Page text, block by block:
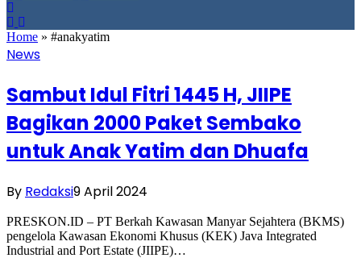
Home » #anakyatim
News
Sambut Idul Fitri 1445 H, JIIPE
Bagikan 2000 Paket Sembako
untuk Anak Yatim dan Dhuafa
By Redaksi9 April 2024
PRESKON.ID – PT Berkah Kawasan Manyar Sejahtera (BKMS)
pengelola Kawasan Ekonomi Khusus (KEK) Java Integrated
Industrial and Port Estate (JIIPE)…